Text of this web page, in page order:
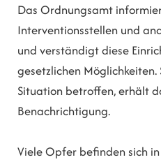
Das Ordnungsamt
Interventionsstellen und
und verständigt diese
gesetzlichen
Situation betroffen, erhält
Benachrichtigung.
Viele Opfer befinden sich